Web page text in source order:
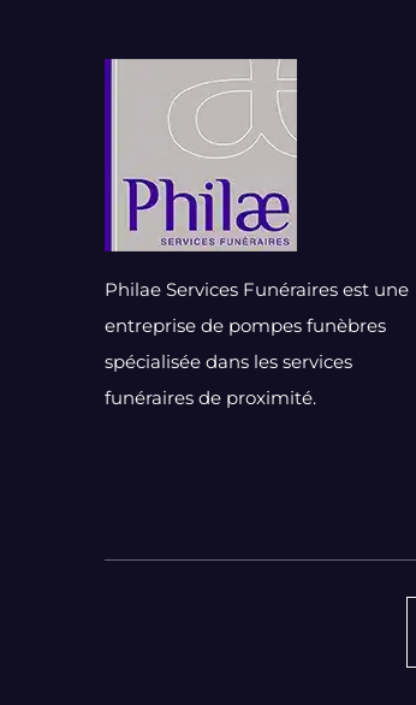
Philae Services Funéraires est une
entreprise de pompes funèbres
spécialisée dans les services
funéraires de proximité.